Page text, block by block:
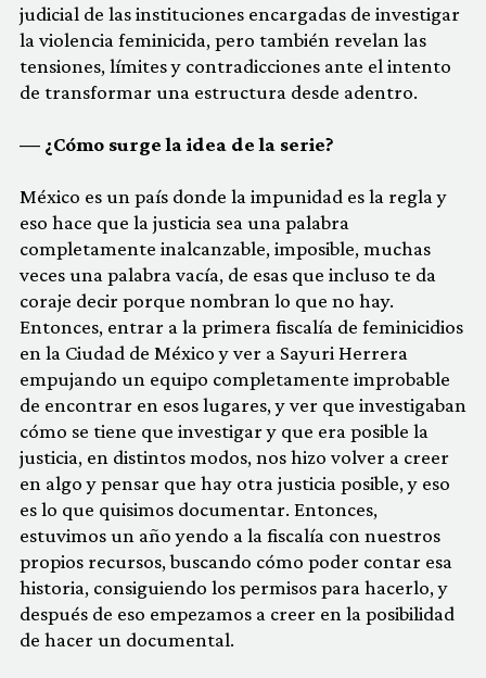
judicial de las instituciones encargadas de investigar
la violencia feminicida, pero también revelan las
tensiones, límites y contradicciones ante el intento
de transformar una estructura desde adentro.
— ¿Cómo surge la idea de la serie?
México es un país donde la impunidad es la regla y
eso hace que la justicia sea una palabra
completamente inalcanzable, imposible, muchas
veces una palabra vacía, de esas que incluso te da
coraje decir porque nombran lo que no hay.
Entonces, entrar a la primera fiscalía de feminicidios
en la Ciudad de México y ver a Sayuri Herrera
empujando un equipo completamente improbable
de encontrar en esos lugares, y ver que investigaban
cómo se tiene que investigar y que era posible la
justicia, en distintos modos, nos hizo volver a creer
en algo y pensar que hay otra justicia posible, y eso
es lo que quisimos documentar. Entonces,
estuvimos un año yendo a la fiscalía con nuestros
propios recursos, buscando cómo poder contar esa
historia, consiguiendo los permisos para hacerlo, y
después de eso empezamos a creer en la posibilidad
de hacer un documental.